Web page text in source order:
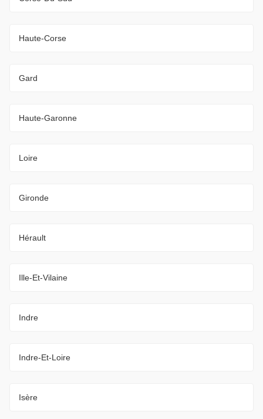
Haute-Corse
Gard
Haute-Garonne
Loire
Gironde
Hérault
Ille-Et-Vilaine
Indre
Indre-Et-Loire
Isère